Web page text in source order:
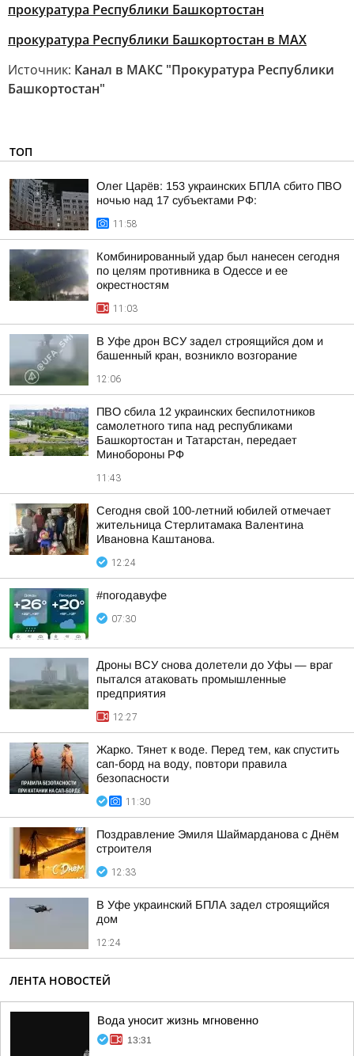
прокуратура Республики Башкортостан
прокуратура Республики Башкортостан в МАХ
Источник: Канал в МАКС "Прокуратура Республики
Башкортостан"
ТОП
Олег Царёв: 153 украинских БПЛА сбито ПВО
ночью над 17 субъектами РФ:
11:58
Комбинированный удар был нанесен сегодня
по целям противника в Одессе и ее
окрестностям
11:03
В Уфе дрон ВСУ задел строящийся дом и
башенный кран, возникло возгорание
12:06
ПВО сбила 12 украинских беспилотников
самолетного типа над республиками
Башкортостан и Татарстан, передает
Минобороны РФ
11:43
Сегодня свой 100-летний юбилей отмечает
жительница Стерлитамака Валентина
Ивановна Каштанова.
12:24
#погодавуфе
07:30
Дроны ВСУ снова долетели до Уфы — враг
пытался атаковать промышленные
предприятия
12:27
Жарко. Тянет к воде. Перед тем, как спустить
сап-борд на воду, повтори правила
безопасности
11:30
Поздравление Эмиля Шаймарданова с Днём
строителя
12:33
В Уфе украинский БПЛА задел строящийся
дом
12:24
ЛЕНТА НОВОСТЕЙ
Вода уносит жизнь мгновенно
13:31